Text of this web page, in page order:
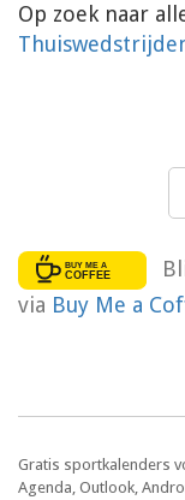
Op zoek naar
via Buy Me a
Gratis sportkalenders
Agenda, Outlook,